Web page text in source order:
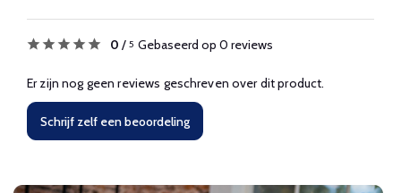
0 / 5 Gebaseerd op 0 reviews
Er zijn nog geen reviews geschreven over dit product.
Schrijf zelf een beoordeling